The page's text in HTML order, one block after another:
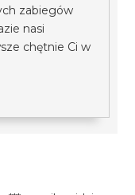
zabiegów
nasi
chętnie Ci w